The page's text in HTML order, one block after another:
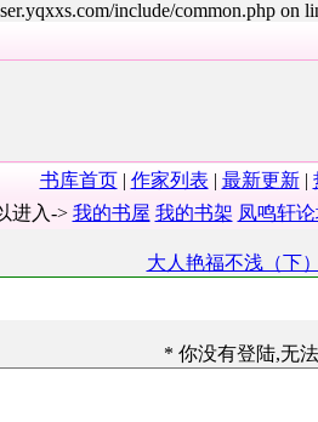
include/common.php on
书库首页| 作家列表 | 最新更新|
进入-> 我的书屋 我的书架 凤鸣轩
大人艳福不浅（下）
* 你没有登陆,无